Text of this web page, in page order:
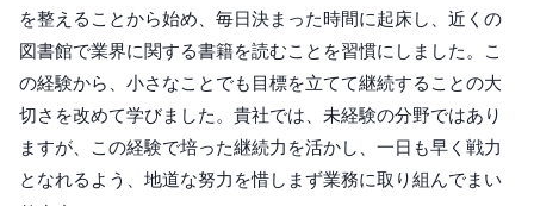
を整えることから始め、毎日決まった時間に起床し、近くの
図書館で業界に関する書籍を読むことを習慣にしました。こ
の経験から、小さなことでも目標を立てて継続することの大
切さを改めて学びました。貴社では、未経験の分野ではあり
ますが、この経験で培った継続力を活かし、一日も早く戦力
となれるよう、地道な努力を惜しまず業務に取り組んでまい